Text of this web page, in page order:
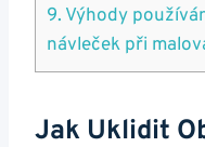
9. Výhody
návleček při
Jak Uklidit